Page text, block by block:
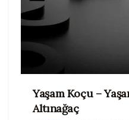
Yaşam Koçu –
Altınağaç